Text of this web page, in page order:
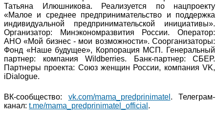
Татьяна Илюшникова. Реализуется по нацпроекту
«Малое и среднее предпринимательство и поддержка
индивидуальной предпринимательской инициативы».
Организатор: Минэкономразвития России. Оператор:
АНО «Мой бизнес - мои возможности». Соорганизаторы:
Фонд «Наше будущее», Корпорация МСП. Генеральный
партнер: компания Wildberries. Банк-партнер: СБЕР.
Партнеры проекта: Союз женщин России, компания VK,
iDialogue.
ВК-сообщество: vk.com/mama_predprinimatel . Телеграм-
канал: t.me/mama_predprinimatel_official .